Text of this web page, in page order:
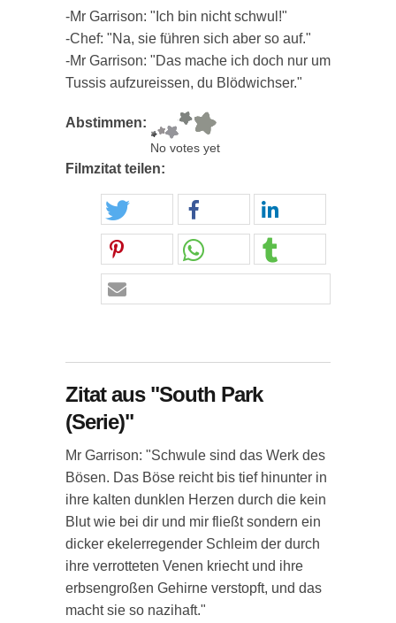
-Mr Garrison: "Ich bin nicht schwul!"
-Chef: "Na, sie führen sich aber so auf."
-Mr Garrison: "Das mache ich doch nur um
Tussis aufzureissen, du Blödwichser."
Abstimmen:
No votes yet
Filmzitat teilen:
Zitat aus "South Park
(Serie)"
Mr Garrison: "Schwule sind das Werk des
Bösen. Das Böse reicht bis tief hinunter in
ihre kalten dunklen Herzen durch die kein
Blut wie bei dir und mir fließt sondern ein
dicker ekelerregender Schleim der durch
ihre verrotteten Venen kriecht und ihre
erbsengroßen Gehirne verstopft, und das
macht sie so nazihaft."